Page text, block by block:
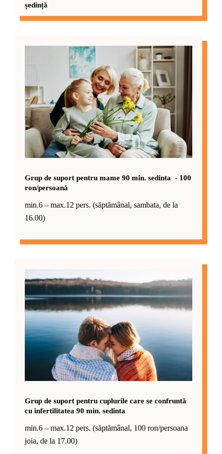
ședință
Grup de suport pentru mame 90 min. sedinta - 100
ron/persoană
min.6 – max.12 pers. (săptămânal, sambata, de la
16.00)
Grup de suport pentru cuplurile care se confruntă
cu infertilitatea 90 min. sedinta
min.6 – max.12 pers. (săptămânal, 100 ron/persoana
joia, de la 17.00)